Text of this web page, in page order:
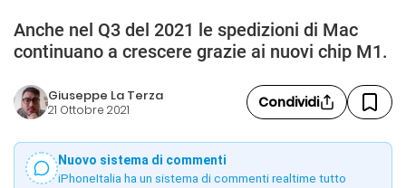
Anche nel Q3 del 2021 le spedizioni di Mac
continuano a crescere grazie ai nuovi chip M1.
Giuseppe La Terza
21 Ottobre 2021 Condividi
Nuovo sistema di commenti
iPhoneItalia ha un sistema di commenti realtime tutto